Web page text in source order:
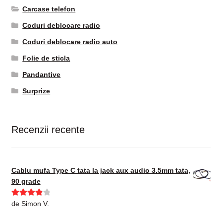
Carcase telefon
Coduri deblocare radio
Coduri deblocare radio auto
Folie de sticla
Pandantive
Surprize
Recenzii recente
Cablu mufa Type C tata la jack aux audio 3.5mm tata,
90 grade
Evaluat la
de Simon V.